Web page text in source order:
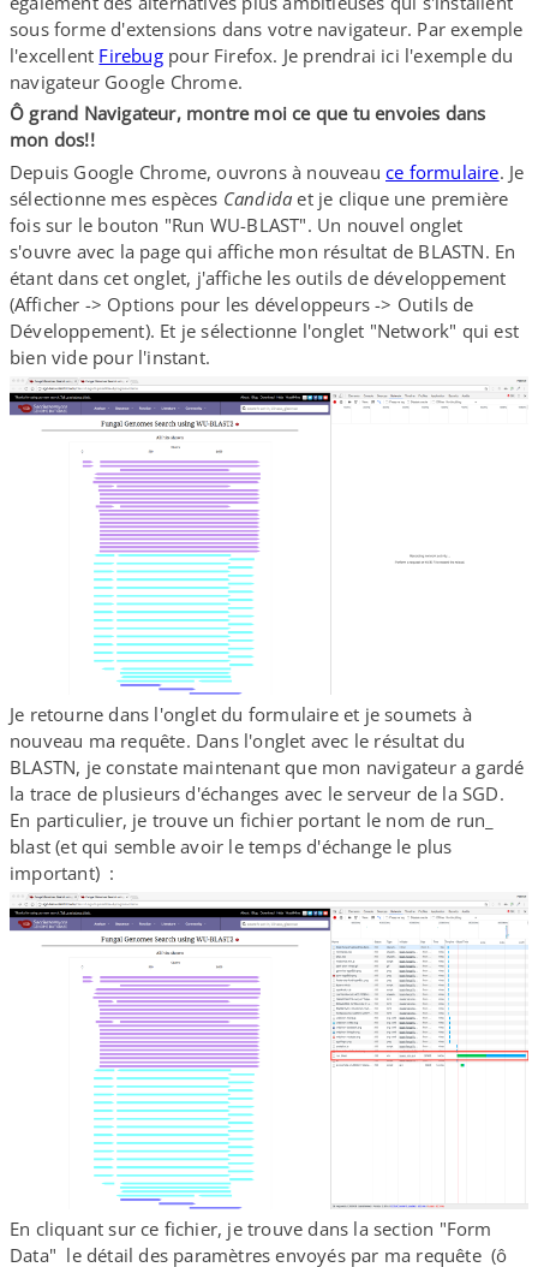
sous forme d'extensions dans votre navigateur. Par exemple
l'excellent Firebugpour Firefox. Je prendrai ici l'exemple du
navigateur Google Chrome.
Ô grand Navigateur, montre moi ce que tu envoies dans
mon dos!!
Depuis Google Chrome, ouvrons à nouveauce formulaire. Je
sélectionne mes espèces Candida et je clique une première
fois sur le bouton "Run WU-​BLAST". Un nouvel onglet
s'ouvre avec la page qui affiche mon résultat de BLASTN. En
étant dans cet onglet, j'affiche les outils de développement
(Afficher -> Options pour les développeurs -> Outils de
Développement). Et je sélectionne l'onglet "Network" qui est
bien vide pour l'instant.
Je retourne dans l'onglet du formulaire et je soumets à
nouveau ma requête. Dans l'onglet avec le résultat du
BLASTN, je constate maintenant que mon navigateur a gardé
la trace de plusieurs d'échanges avec le serveur de la SGD.
En particulier, je trouve un fichier portant le nom de run_​
blast (et qui semble avoir le temps d'échange le plus
important) :
En cliquant sur ce fichier, je trouve dans la section "Form
Data" le détail des paramètres envoyés par ma requête (ô